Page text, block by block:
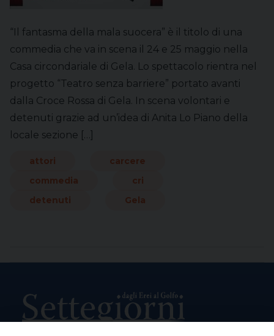
“Il fantasma della mala suocera” è il titolo di una
commedia che va in scena il 24 e 25 maggio nella
Casa circondariale di Gela. Lo spettacolo rientra nel
progetto “Teatro senza barriere” portato avanti
dalla Croce Rossa di Gela. In scena volontari e
detenuti grazie ad un’idea di Anita Lo Piano della
locale sezione […]
attori
carcere
commedia
cri
detenuti
Gela